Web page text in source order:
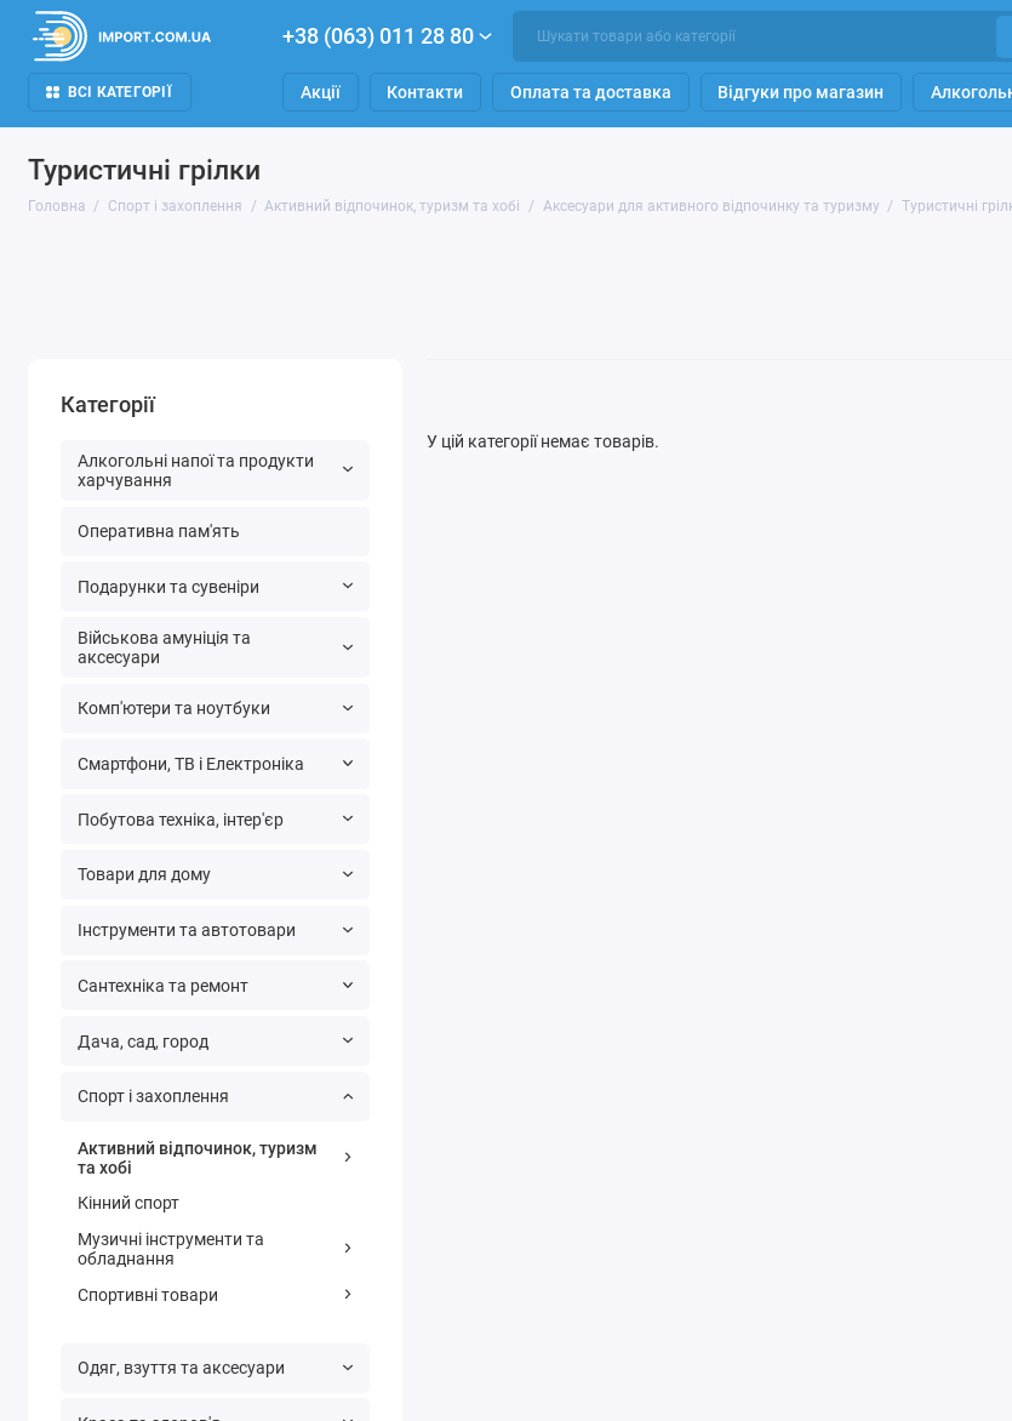
+38 (063) 011 28 80
ВСІ КАТЕГОРІЇ Акції Контакти Оплата та доставка Відгуки про магазин
Туристичні грілки
Головна Спорт і захоплення Активний відпочинок, туризм та хобі Аксесуари для активного відпочинку та туризму Туристичні
Категорії
Алкогольні напої та продукти
харчування
Оперативна пам'ять
Подарунки та сувеніри
Військова амуніція та
аксесуари
Комп'ютери та ноутбуки
Смартфони, ТВ і Електроніка
Побутова техніка, інтер'єр
Товари для дому
Інструменти та автотовари
Сантехніка та ремонт
Дача, сад, город
Спорт і захоплення
Активний відпочинок, туризм
та хобі
Кінний спорт
Музичні інструменти та
обладнання
Спортивні товари
Одяг, взуття та аксесуари
У цій категорії немає товарів.